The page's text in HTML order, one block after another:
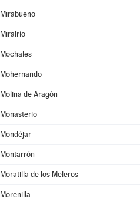
Mirabueno
Miralrío
Mochales
Mohernando
Molina de Aragón
Monasterio
Mondéjar
Montarrón
Moratilla de los Meleros
Morenilla